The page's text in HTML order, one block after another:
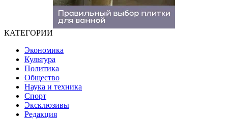
КАТЕГОРИИ
Экономика
Культура
Политика
Общество
Наука и техника
Спорт
Эксклюзивы
Редакция